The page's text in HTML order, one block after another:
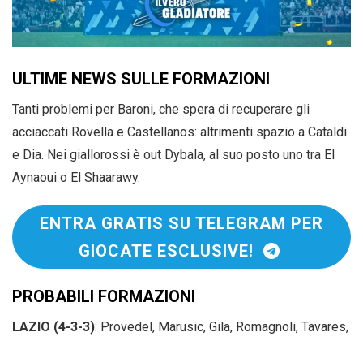
ULTIME NEWS SULLE FORMAZIONI
Tanti problemi per Baroni, che spera di recuperare gli
acciaccati Rovella e Castellanos: altrimenti spazio a Cataldi
e Dia. Nei giallorossi è out Dybala, al suo posto uno tra El
Aynaoui o El Shaarawy.
ENTRA GRATIS SU TELEGRAM PER
GIOCATE ESCLUSIVE!
PROBABILI FORMAZIONI
LAZIO (4-3-3): Provedel, Marusic, Gila, Romagnoli, Tavares,